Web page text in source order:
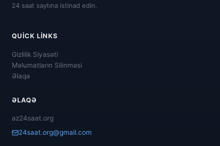
24 saat saytına istinad edin.
QUICK LINKS
Gizlilik Siyasəti
Məlumatların Silinməsi
Əlaqə
ƏLAQƏ
az24saat.org
24saat.org@gmail.com